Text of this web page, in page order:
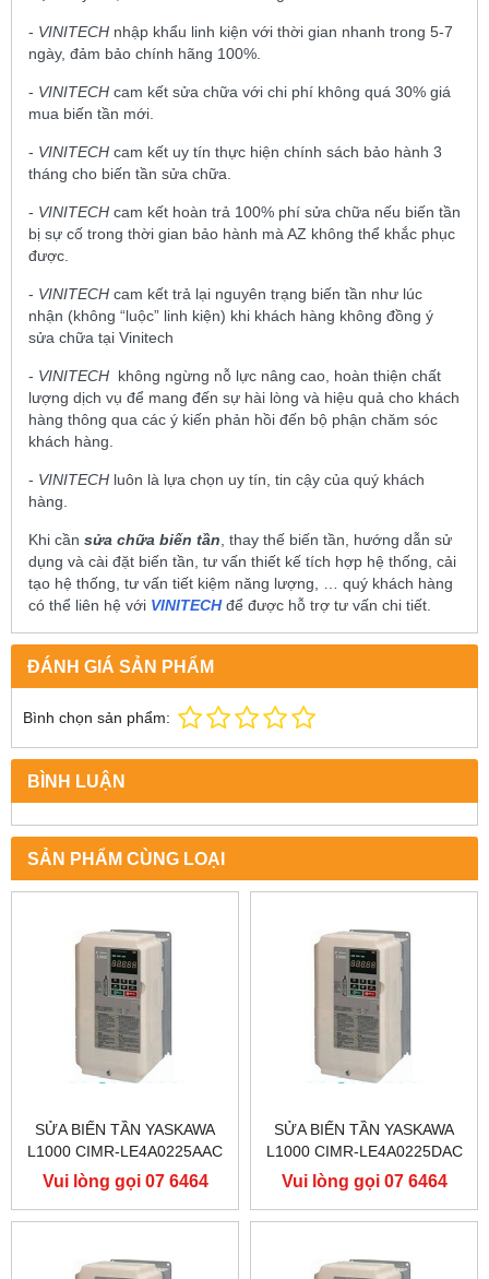
- VINITECH nhập khẩu linh kiện với thời gian nhanh trong 5-7
ngày, đảm bảo chính hãng 100%.
- VINITECH cam kết sửa chữa với chi phí không quá 30% giá
mua biến tần mới.
- VINITECH cam kết uy tín thực hiện chính sách bảo hành 3
tháng cho biến tần sửa chữa.
- VINITECH cam kết hoàn trả 100% phí sửa chữa nếu biến tần
bị sự cố trong thời gian bảo hành mà AZ không thể khắc phục
được.
- VINITECH cam kết trả lại nguyên trạng biến tần như lúc
nhận (không “luộc” linh kiện) khi khách hàng không đồng ý
sửa chữa tại Vinitech
- VINITECH không ngừng nỗ lực nâng cao, hoàn thiện chất
lượng dịch vụ để mang đến sự hài lòng và hiệu quả cho khách
hàng thông qua các ý kiến phản hồi đến bộ phận chăm sóc
khách hàng.
- VINITECH luôn là lựa chọn uy tín, tin cậy của quý khách
hàng.
Khi cần sửa chữa biến tần, thay thế biến tần, hướng dẫn sử
dụng và cài đặt biến tần, tư vấn thiết kế tích hợp hệ thống, cải
tạo hệ thống, tư vấn tiết kiệm năng lượng, … quý khách hàng
có thể liên hệ với VINITECHđể được hỗ trợ tư vấn chi tiết.
ĐÁNH GIÁ SẢN PHẨM
Bình chọn sản phẩm:
BÌNH LUẬN
SẢN PHẨM CÙNG LOẠI
SỬA BIẾN TẦN YASKAWA
L1000 CIMR-LE4A0225AAC
400V 110KW, BIẾN TẦN
YASKAWA L1000
Vui lòng gọi 07 6464
9556
SỬA BIẾN TẦN YASKAWA
L1000 CIMR-LE4A0225DAC
400V 110KW, BIẾN TẦN
YASKAWA L1000
Vui lòng gọi 07 6464
9556